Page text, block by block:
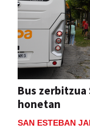
Bus
honetan
SAN ESTEBAN